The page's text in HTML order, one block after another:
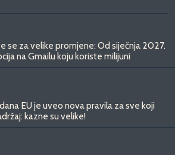
se za velike promjene: Od siječnja 2027.
na Gmailu koju koriste milijuni
EU je uveo nova pravila za sve koji
kazne su velike!